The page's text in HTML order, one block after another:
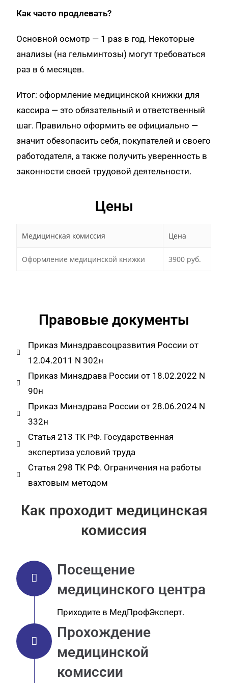
Как часто продлевать?
Основной осмотр — 1 раз в год. Некоторые
анализы (на гельминтозы) могут требоваться
раз в 6 месяцев.
Итог: оформление медицинской книжки для
кассира — это обязательный и ответственный
шаг. Правильно оформить ее официально —
значит обезопасить себя, покупателей и своего
работодателя, а также получить уверенность в
законности своей трудовой деятельности.
Цены
Медицинская комиссия Цена
Оформление медицинской книжки 3900 руб.
Правовые документы
Приказ Минздравсоцразвития России от
12.04.2011 N 302н
Приказ Минздрава России от 18.02.2022 N
90н
Приказ Минздрава России от 28.06.2024 N
332н
Статья 213 ТК РФ. Государственная
экспертиза условий труда
Статья 298 ТК РФ. Ограничения на работы
вахтовым методом
Как проходит медицинская
комиссия
Посещение
медицинского центра
Приходите в МедПрофЭксперт.
Прохождение
медицинской
комиссии